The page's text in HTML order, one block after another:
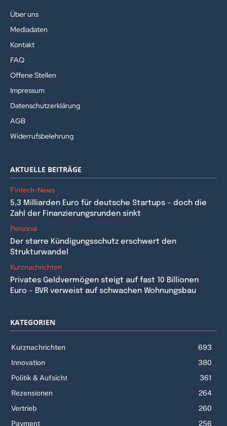
Über uns
Mediadaten
Kontakt
FAQ
Offene Stellen
Impressum
Datenschutzerklärung
AGB
Widerrufsbelehrung
AKTUELLE BEITRÄGE
Fintech-News
5,3 Milliarden Euro für deutsche Startups – doch die
Zahl der Finanzierungsrunden sinkt
Personal
Der starre Kündigungsschutz erschwert den
Strukturwandel
Kurznachrichten
Privates Geldvermögen steigt auf fast 10 Billionen
Euro – BVR verweist auf schwachen Wohnungsbau
KATEGORIEN
Kurznachrichten
693
Innovation
380
Politik & Aufsicht
361
Rezensionen
264
Vertrieb
260
Payment
256